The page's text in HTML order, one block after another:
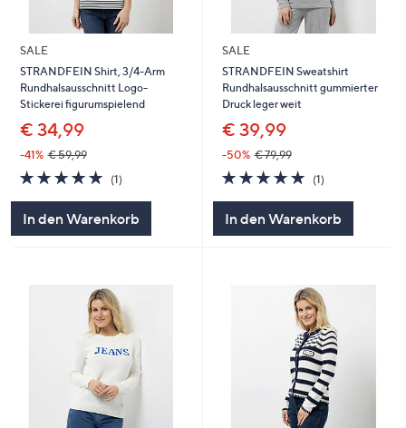
SALE
STRANDFEIN Shirt, 3/4-Arm
Rundhalsausschnitt Logo-
Stickerei figurumspielend
€ 34,99
-41% € 59,99
5.0
von
5
(1)
In den Warenkorb
SALE
STRANDFEIN Sweatshirt
Rundhalsausschnitt gummierter
Druck leger weit
€ 39,99
-50% € 79,99
5.0
von
(1)1
In den Warenkorb